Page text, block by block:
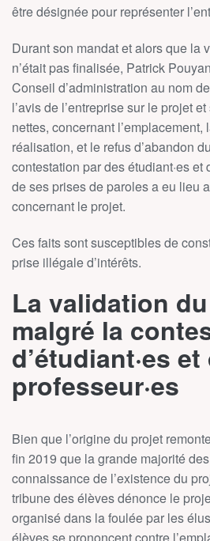
être désignée pour représenter
Durant son mandat et alors que la
n’était pas finalisée, Patrick
Conseil d’administration au nom
l’avis de l’entreprise sur le projet
nettes, concernant l’emplacement,
réalisation, et le refus d’abandon
contestation par des étudiant·es et
de ses prises de paroles a eu lieu
concernant le projet.
Ces faits sont susceptibles de
prise illégale d’intérêts.
La validation
malgré la
d’étudiant·es et
professeur·es
Bien que l’origine du projet
fin 2019 que la grande majorité
connaissance de l’existence du
tribune des élèves dénonce le
organisé dans la foulée par les
élèves se prononcent contre